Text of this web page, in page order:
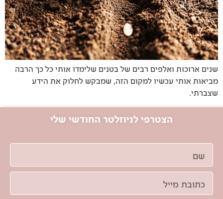
שנים ארוכות ואלפים רבים של בטנים שלימדו אותי כל כך הרבה
מביאות אותי עכשיו למקום הזה, שמבקש לחלוק את הידע
שצברתי.
הצטרפי לניוזלטר החודשי שלי